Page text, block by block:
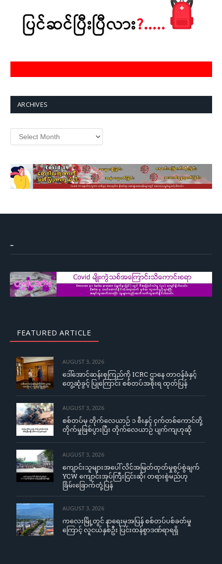
ARCHIVES
Archives
–
FEATURED ARTICLE
AUGUST 3, 2026
ဒေါ်အောင်ဆန်းစုကြည်ကို ICRC ဌာနေ တာဝန်ခံနှင့်
တွေ့ဆုံခွင့် ပြုကြောင်း စစ်တပ်အစိုးရ ထုတ်ပြန်
AUGUST 3, 2026
စစ်တပ်မှ တိုက်လေယာဉ် ၁ စီးနှင့် ငှက်တစ်ကောင်တို့
တိုက်မှုဖြစ်ပွားပြီး တိုက်လေယာဉ် ပျက်ကျဟုဆို
AUGUST 3, 2026
ကျောင်းသူများအပေါ် လိင်အမြတ်ထုတ်မှုစွပ်စွဲချက်
YCW ကျောင်းအုပ်ကြီးငြင်းဆို၊ တရားစွဲမည်ဟု
ခြိမ်းခြောက်တုံ့ပြန်
AUGUST 3, 2026
ကလေးမြို့တွင် နာရေးမှအပြန် စစ်တပ်ပစ်ခတ်မှု
ကြောင့် လူငယ်နှစ်ဦး ပြင်းထန်စွာဒဏ်ရာရရှိ